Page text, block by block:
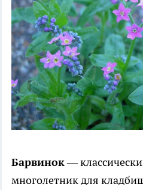
Барвинок—
многолетник для